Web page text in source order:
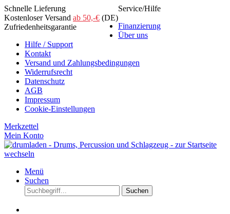
Schnelle Lieferung
Kostenloser Versand ab 50,-€ (DE)
Zufriedenheitsgarantie
Service/Hilfe
Finanzierung
Über uns
Hilfe / Support
Kontakt
Versand und Zahlungsbedingungen
Widerrufsrecht
Datenschutz
AGB
Impressum
Cookie-Einstellungen
Merkzettel
Mein Konto
Menü
Suchen
Suchen